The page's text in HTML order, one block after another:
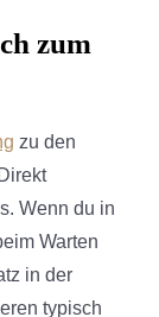
zum
zu den
Wenn du in
Warten
in der
typisch